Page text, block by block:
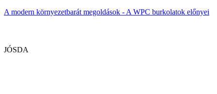
A modern környezetbarát megoldások - A WPC burkolatok előnyei
JÓSDA